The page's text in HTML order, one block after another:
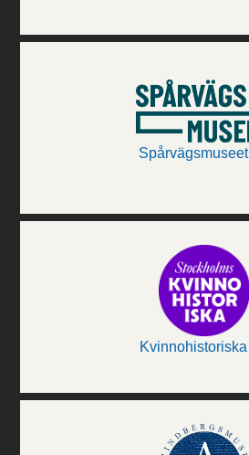
Spårvägsmuseet
Kvinnohistoriska